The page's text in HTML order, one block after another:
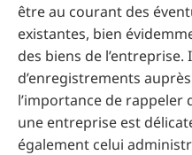
être au courant des
existantes, bien
des biens de
d’enregistrements
l’importance de rappeler
une entreprise est
également celui